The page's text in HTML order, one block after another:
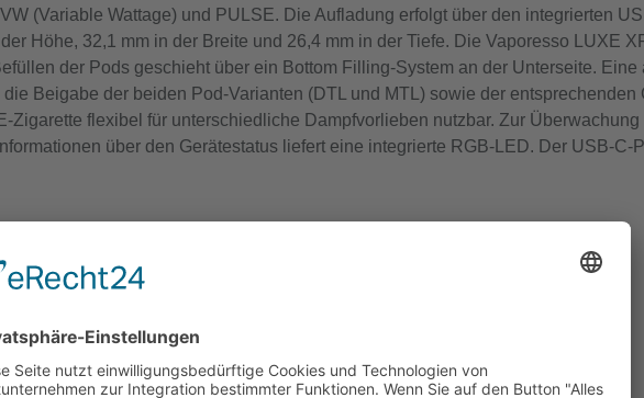
(Variable Wattage) und PULSE. Die Aufladung erfolgt über den integrierten
Höhe, 32,1 mm in der Breite und 26,4 mm in der Tiefe. Die Vaporesso LUXE
der Pods geschieht über ein Bottom Filling-System an der Unterseite.
Beigabe der beiden Pod-Varianten (DTL und MTL) sowie der entsprechenden
Zigarette flexibel für unterschiedliche Dampfvorlieben nutzbar. Zur
über den Gerätestatus liefert eine integrierte RGB-LED. Der USB-